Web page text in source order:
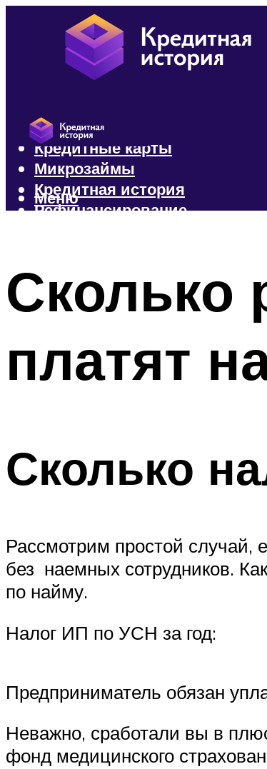
Кредиты
Кредитные карты
Микрозаймы
Кредитная история
Рефинансирование
Меню
Сколько
платят
Сколько
Рассмотрим простой
без наемных сотрудников.
по найму.
Налог ИП по УСН за год:
Предприниматель обязан
Неважно, сработали вы в
фонд медицинского